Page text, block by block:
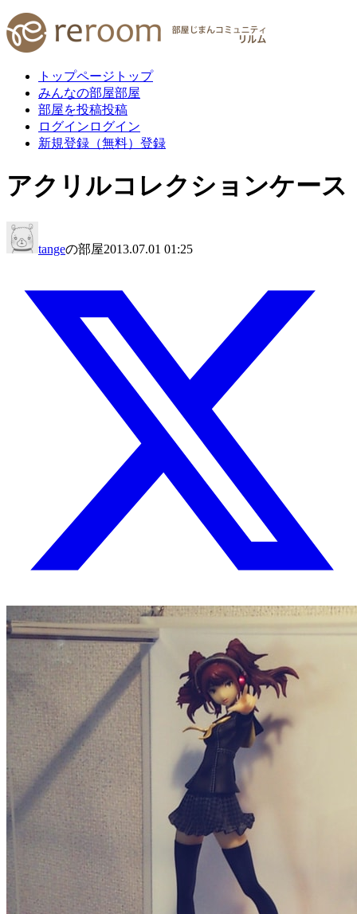
トップページ トップ
みんなの部屋部屋
部屋を投稿投稿
ログイン ログイン
新規登録（無料） 登録
アクリルコレクションケース
tangeの部屋2013.07.01 01:25